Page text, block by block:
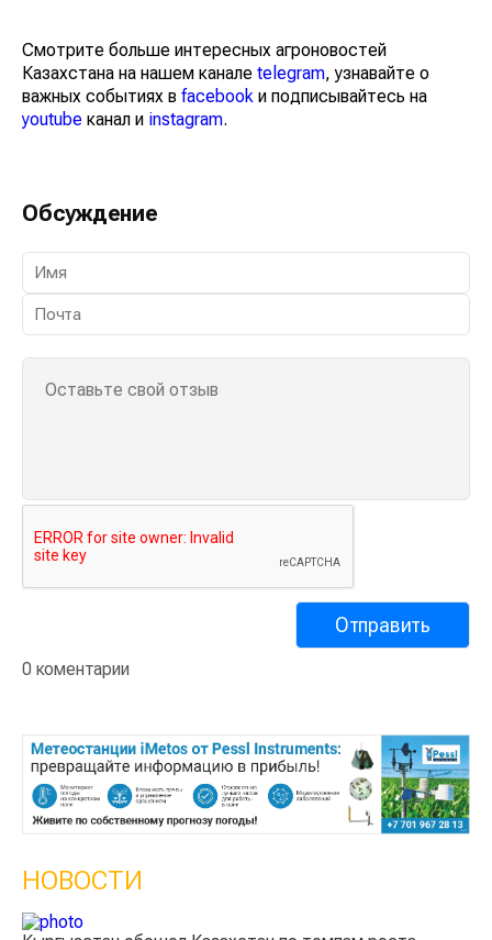
Смотрите больше интересных агроновостей
Казахстана на нашем канале telegram, узнавайте о
важных событиях в facebook и подписывайтесь на
youtube канал и instagram.
Обсуждение
0 коментарии
НОВОСТИ